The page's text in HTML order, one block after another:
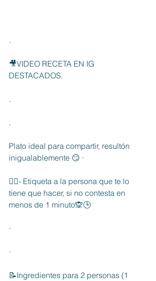
.
🎥VIDEO RECETA EN IG
DESTACADOS.
.
.
Plato ideal para compartir, resultón
inigualablemente 😏 ·
👉🏻- Etiqueta a la persona que te lo
tiene que hacer, si no contesta en
menos de 1 minuto🙊🕒
·
·
📝Ingredientes para 2 personas (1